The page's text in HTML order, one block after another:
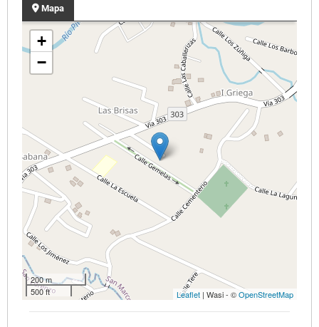
Mapa
+
−
200 m
500 ft
Leaflet | Wasi - ©OpenStreetMap